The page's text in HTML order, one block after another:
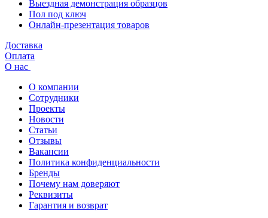
Выездная демонстрация образцов
Пол под ключ
Онлайн-презентация товаров
Доставка
Оплата
О нас
О компании
Сотрудники
Проекты
Новости
Статьи
Отзывы
Вакансии
Политика конфиденциальности
Бренды
Почему нам доверяют
Реквизиты
Гарантия и возврат